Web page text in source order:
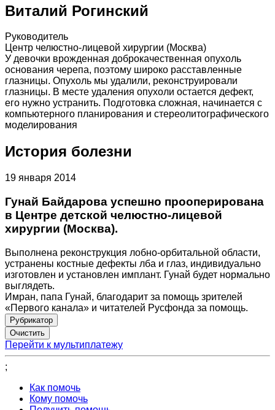
Виталий Рогинский
Руководитель
Центр челюстно-лицевой хирургии (Москва)
У девочки врожденная доброкачественная опухоль
основания черепа, поэтому широко расставленные
глазницы. Опухоль мы удалили, реконструировали
глазницы. В месте удаления опухоли остается дефект,
его нужно устранить. Подготовка сложная, начинается с
компьютерного планирования и стереолитографического
моделирования
История болезни
19 января 2014
Гунай Байдарова успешно прооперирована
в Центре детской челюстно-лицевой
хирургии (Москва).
Выполнена реконструкция лобно-орбитальной области,
устранены костные дефекты лба и глаз, индивидуально
изготовлен и установлен имплант. Гунай будет нормально
выглядеть.
Имран, папа Гунай, благодарит за помощь зрителей
«Первого канала» и читателей Русфонда за помощь.
Рубрикатор
Перейти к мультиплатежу
;
Как помочь
Кому помочь